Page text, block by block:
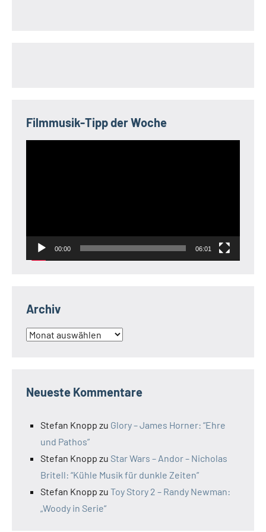
Filmmusik-Tipp der Woche
00:00 06:01
Archiv
Archiv
Neueste Kommentare
Stefan Knopp zu Glory – James Horner: “Ehre
und Pathos”
Stefan Knopp zu Star Wars – Andor – Nicholas
Britell: “Kühle Musik für dunkle Zeiten”
Stefan Knopp zu Toy Story 2 – Randy Newman:
„Woody in Serie“